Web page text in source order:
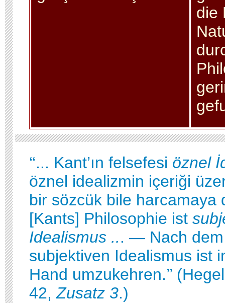
die
‘‘... Kant’ın felsefesi öznel
öznel idealizmin içeriği
bir sözcük bile harcamaya
[Kants] Philosophie ist
Idealismus ... — Nach
subjektiven Idealismus ist
Hand umzukehren.’’
42,Zusatz 3.)